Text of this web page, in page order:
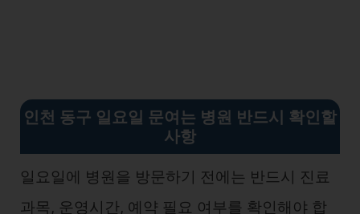
인천 동구 일요일 문여는 병원 반드시 확인할
사항
일요일에 병원을 방문하기 전에는 반드시 진료
과목, 운영시간, 예약 필요 여부를 확인해야 합